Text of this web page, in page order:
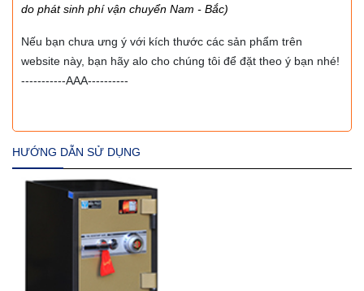
do phát sinh phí vận chuyển Nam - Bắc)
Nếu bạn chưa ưng ý với kích thước các sản phẩm trên
website này, bạn hãy alo cho chúng tôi để đặt theo ý bạn nhé!
-----------AAA----------
HƯỚNG DẪN SỬ DỤNG